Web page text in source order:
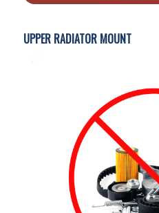
UPPER RADIATOR MOUNT